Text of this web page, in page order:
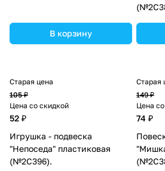
В корзину
Старая цена
105 ₽
Цена со скидкой
52 ₽
Игрушка - подвеска
"Непоседа" пластиковая
(№2С396).
Старая
149 ₽
Цена
74 ₽